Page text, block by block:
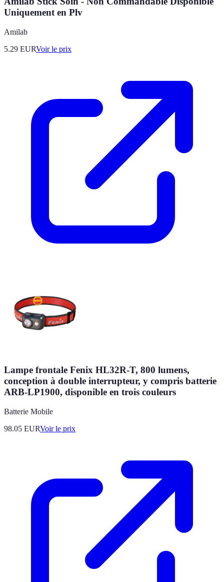
Uniquement en Plv
Amilab
5.29 EURVoir le prix
Lampe frontale Fenix HL32R-T, 800 lumens,
conception à double interrupteur, y compris batterie
ARB-LP1900, disponible en trois couleurs
Batterie Mobile
98.05 EURVoir le prix